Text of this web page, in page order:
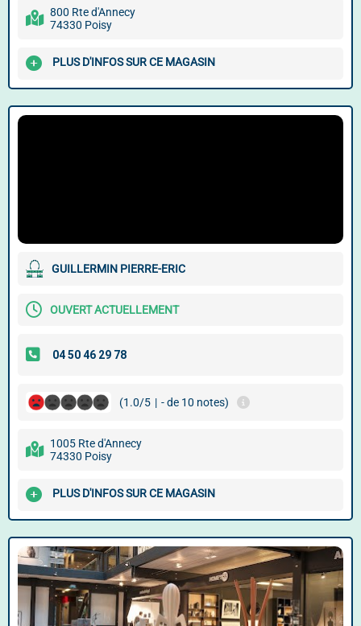
800 Rte d'Annecy
74330 Poisy
PLUS D'INFOS SUR CE MAGASIN
GUILLERMIN PIERRE-ERIC
OUVERT ACTUELLEMENT
(1.0/5 | - de 10 notes)
1005 Rte d'Annecy
74330 Poisy
PLUS D'INFOS SUR CE MAGASIN